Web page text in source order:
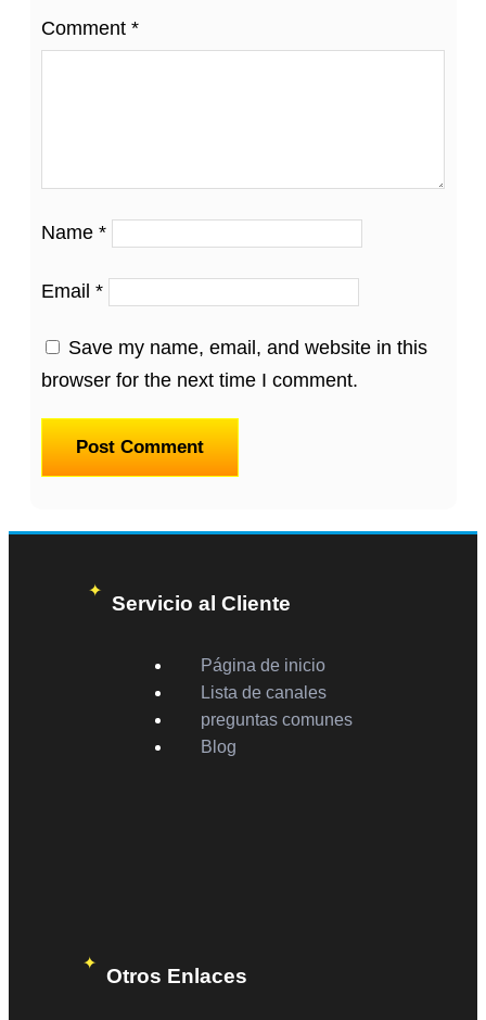
Comment *
Name *
Email *
Save my name, email, and website in this
browser for the next time I comment.
Servicio al Cliente
Página de inicio
Lista de canales
preguntas comunes
Blog
Otros Enlaces